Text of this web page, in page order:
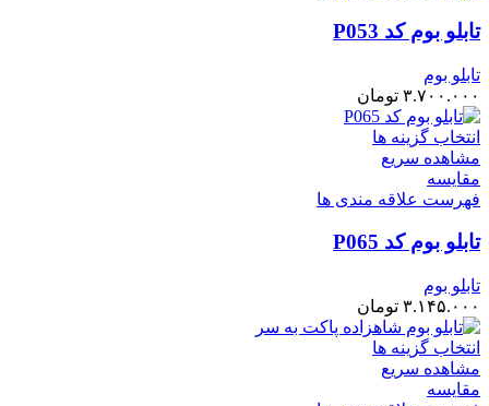
تابلو بوم کد P053
تابلو بوم
۳.۷۰۰.۰۰۰ تومان
انتخاب گزینه ها
مشاهده سریع
مقایسه
فهرست علاقه مندی ها
تابلو بوم کد P065
تابلو بوم
۳.۱۴۵.۰۰۰ تومان
انتخاب گزینه ها
مشاهده سریع
مقایسه